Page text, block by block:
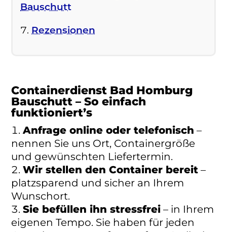
Bauschutt
Rezensionen
Containerdienst Bad Homburg
Bauschutt – So einfach
funktioniert’s
Anfrage online oder telefonisch –
nennen Sie uns Ort, Containergröße
und gewünschten Liefertermin.
Wir stellen den Container bereit –
platzsparend und sicher an Ihrem
Wunschort.
Sie befüllen ihn stressfrei – in Ihrem
eigenen Tempo. Sie haben für jeden